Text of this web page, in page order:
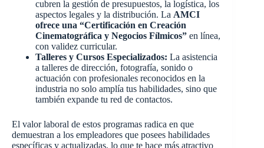
cubren la gestión de presupuestos, la logística, los
aspectos legales y la distribución. La AMCI
ofrece una “Certificación en Creación
Cinematográfica y Negocios Fílmicos” en línea,
con validez curricular.
Talleres y Cursos Especializados: La asistencia
a talleres de dirección, fotografía, sonido o
actuación con profesionales reconocidos en la
industria no solo amplía tus habilidades, sino que
también expande tu red de contactos.
El valor laboral de estos programas radica en que
demuestran a los empleadores que posees habilidades
específicas y actualizadas, lo que te hace más atractivo